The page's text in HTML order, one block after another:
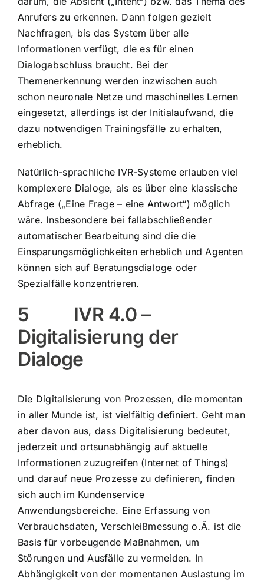
Anrufers zu erkennen. Dann folgen gezielt
Nachfragen, bis das System über alle
Informationen verfügt, die es für einen
Dialogabschluss braucht. Bei der
Themenerkennung werden inzwischen auch
schon neuronale Netze und maschinelles Lernen
eingesetzt, allerdings ist der Initialaufwand, die
dazu notwendigen Trainingsfälle zu erhalten,
erheblich.
Natürlich-sprachliche IVR-Systeme erlauben viel
komplexere Dialoge, als es über eine klassische
Abfrage („Eine Frage – eine Antwort“) möglich
wäre. Insbesondere bei fallabschließender
automatischer Bearbeitung sind die die
Einsparungsmöglichkeiten erheblich und Agenten
können sich auf Beratungsdialoge oder
Spezialfälle konzentrieren.
5 IVR 4.0 –
Digitalisierung der
Dialoge
Die Digitalisierung von Prozessen, die momentan
in aller Munde ist, ist vielfältig definiert. Geht man
aber davon aus, dass Digitalisierung bedeutet,
jederzeit und ortsunabhängig auf aktuelle
Informationen zuzugreifen (Internet of Things)
und darauf neue Prozesse zu definieren, finden
sich auch im Kundenservice
Anwendungsbereiche. Eine Erfassung von
Verbrauchsdaten, Verschleißmessung o.Ä. ist die
Basis für vorbeugende Maßnahmen, um
Störungen und Ausfälle zu vermeiden. In
Abhängigkeit von der momentanen Auslastung im